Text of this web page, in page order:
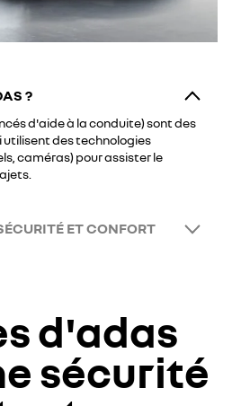
?
d'aide à la conduite) sont des
des technologies
caméras) pour assister le
ET CONFORT
d'adas
sécurité